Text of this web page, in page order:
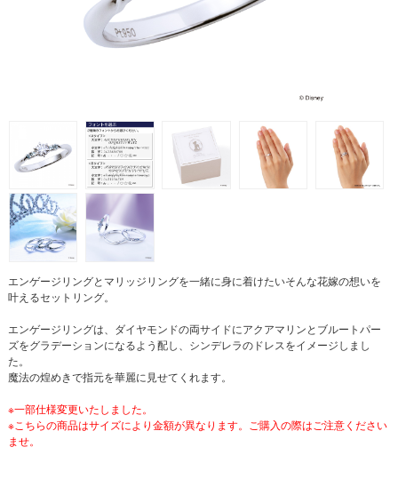
エンゲージリングとマリッジリングを一緒に身に着けたいそんな花嫁の想いを
叶えるセットリング。
エンゲージリングは、ダイヤモンドの両サイドにアクアマリンとブルートパー
ズをグラデーションになるよう配し、シンデレラのドレスをイメージしまし
た。
魔法の煌めきで指元を華麗に見せてくれます。
※一部仕様変更いたしました。
※こちらの商品はサイズにより金額が異なります。ご購入の際はご注意ください
ませ。